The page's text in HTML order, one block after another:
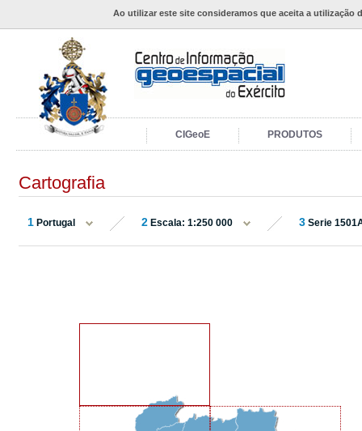
Ao utilizar este site consideramos que aceita a utilização
CIGeoE PRODUTOS
Cartografia
1 Portugal 2 Escala: 1:250 000 3 Serie